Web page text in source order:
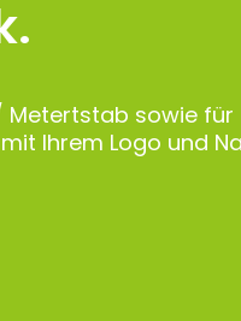
Metertstab sowie für
Ihrem Logo und